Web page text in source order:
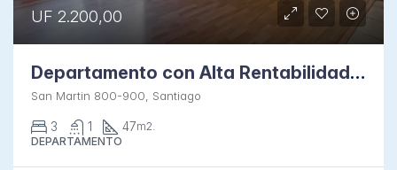
UF 2.200,00
Departamento con Alta Rentabilidad en Santa Ana
San Martin 800-900, Santiago
3 1 47m2.
DEPARTAMENTO